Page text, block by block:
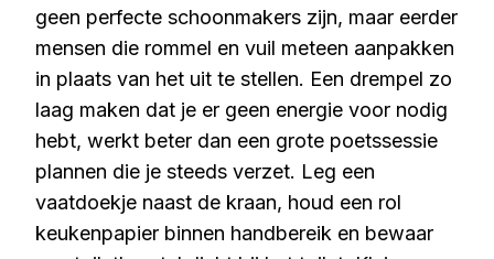
geen perfecte schoonmakers zijn, maar eerder
mensen die rommel en vuil meteen aanpakken
in plaats van het uit te stellen. Een drempel zo
laag maken dat je er geen energie voor nodig
hebt, werkt beter dan een grote poetssessie
plannen die je steeds verzet. Leg een
vaatdoekje naast de kraan, houd een rol
keukenpapier binnen handbereik en bewaar